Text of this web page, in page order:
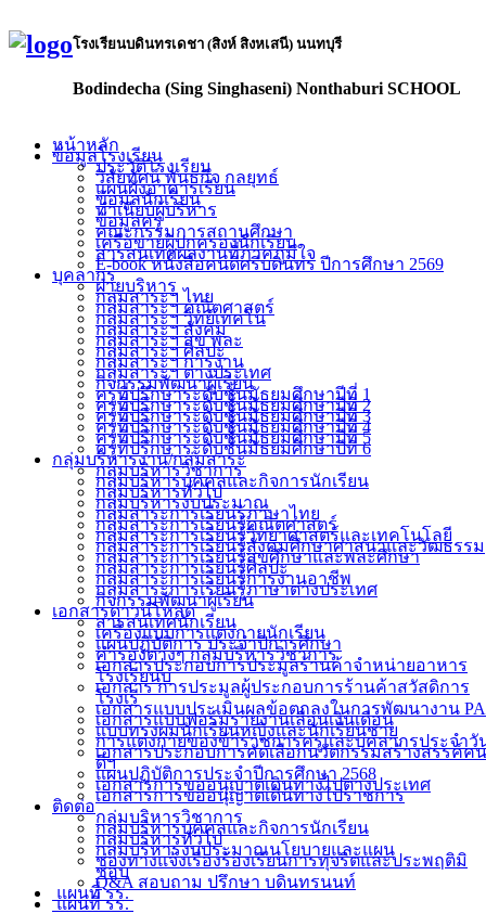
โรงเรียนบดินทรเดชา (สิงห์ สิงหเสนี) นนทบุรี
Bodindecha (Sing Singhaseni) Nonthaburi SCHOOL
หน้าหลัก
ข้อมูลโรงเรียน
ประวัติโรงเรียน
วิสัยทัศน์ พันธกิจ กลยุทธ์
แผนผังอาคารเรียน
ข้อมูลนักเรียน
ทำเนียบผู้บริหาร
ข้อมูลครู
คณะกรรมการสถานศึกษา
เครือข่ายผู้ปกครองนักเรียน
สารสนเทศผลงานที่ภาคภูมิใจ
E-book หนังสือคนดีศรีบดินทร ปีการศึกษา 2569
บุคลากร
ฝ่ายบริหาร
กลุ่มสาระฯ ไทย
กลุ่มสาระฯ คณิตศาสตร์
กลุ่มสาระฯ วิทย์เทคโน
กลุ่มสาระฯ สังคม
กลุ่มสาระฯ สุข พละ
กลุ่มสาระฯ ศิลปะ
กลุ่มสาระฯ การงาน
กลุ่มสาระฯ ต่างประเทศ
กิจกรรมพัฒนาผู้เรียน
ครูที่ปรึกษาระดับชั้นมัธยมศึกษาปีที่ 1
ครูที่ปรึกษาระดับชั้นมัธยมศึกษาปีที่ 2
ครูที่ปรึกษาระดับชั้นมัธยมศึกษาปีที่ 3
ครูที่ปรึกษาระดับชั้นมัธยมศึกษาปีที่ 4
ครูที่ปรึกษาระดับชั้นมัธยมศึกษาปีที่ 5
ครูที่ปรึกษาระดับชั้นมัธยมศึกษาปีที่ 6
กลุ่มบริหารงาน/กลุ่มสาระ
กลุ่มบริหารวิชาการ
กลุ่มบริหารบุคคลและกิจการนักเรียน
กลุ่มบริหารทั่วไป
กลุ่มบริหารงบประมาณ
กลุ่มสาระการเรียนรู้ภาษาไทย
กลุ่มสาระการเรียนรู้คณิตศาสตร์
กลุ่มสาระการเรียนรู้วิทยาศาสตร์และเทคโนโลยี
กลุ่มสาระการเรียนรู้สังคมศึกษาศาสนาและวัฒธรรม
กลุ่มสาระการเรียนรู้สุขศึกษาและพละศึกษา
กลุ่มสาระการเรียนรู้ศิลปะ
กลุ่มสาระการเรียนรู้การงานอาชีพ
กลุ่มสาระการเรียนรู้ภาษาต่างประเทศ
กิจกรรมพัฒนาผู้เรียน
เอกสารดาวน์โหลด
สารสนเทศนักเรียน
เครื่องแบบการแต่งกายนักเรียน
แผนปฏิบัติการ ประจำปีการศึกษา
คำรองต่างๆ กลุ่มบริหารวิชาการ
เอกสารประกอบการประมูลร้านค้าจำหน่ายอาหาร
โรงเรียนบ
เอกสาร การประมูลผู้ประกอบการร้านค้าสวัสดิการ
โรงเรี
เอกสารแบบประเมินผลข้อตกลงในการพัฒนางาน PA
เอกสารแบบฟอร์มรายงานเลื่อนเงินเดือน
แบบทรงผมนักเรียนหญิงและนักเรียนชาย
การแต่งกายของข้าราชการครูและบุคลากรประจำวั
เอกสารประกอบการคัดเลือกนวัตกรรมสร้างสรรค์คน
ดีฯ
แผนปฏิบัติการประจำปีการศึกษา 2568
เอกสารการขออนุญาตเดินทางไปต่างประเทศ
เอกสารการขออนุญาตเดินทางไปราชการ
ติดต่อ
กลุ่มบริหารวิชาการ
กลุ่มบริหารบุคคลและกิจการนักเรียน
กลุ่มบริหารทั่วไป
กลุ่มบริหารงบประมาณนโยบายและแผน
ช่องทางแจ้งเรื่องร้องเรียนการทุจริตและประพฤติมิ
ชอบ
Q&A สอบถาม ปรึกษา บดินทรนนท์
แผนที่ รร.
แผนที่ รร.